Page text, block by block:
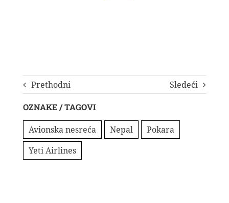
Prethodni Sledeći
OZNAKE / TAGOVI
Avionska nesreća Nepal
Pokara
Yeti Airlines